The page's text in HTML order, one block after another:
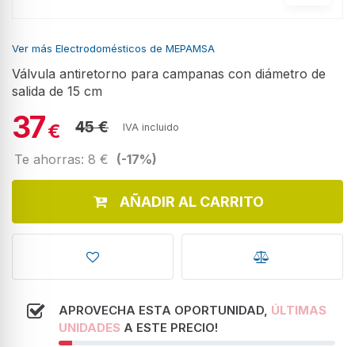
Ver más Electrodomésticos de MEPAMSA
Válvula antiretorno para campanas con diámetro de
salida de 15 cm
37€ 45 € IVA incluido
Te ahorras: 8 € (-17%)
AÑADIR AL CARRITO
APROVECHA ESTA OPORTUNIDAD, ÚLTIMAS
UNIDADES A ESTE PRECIO!